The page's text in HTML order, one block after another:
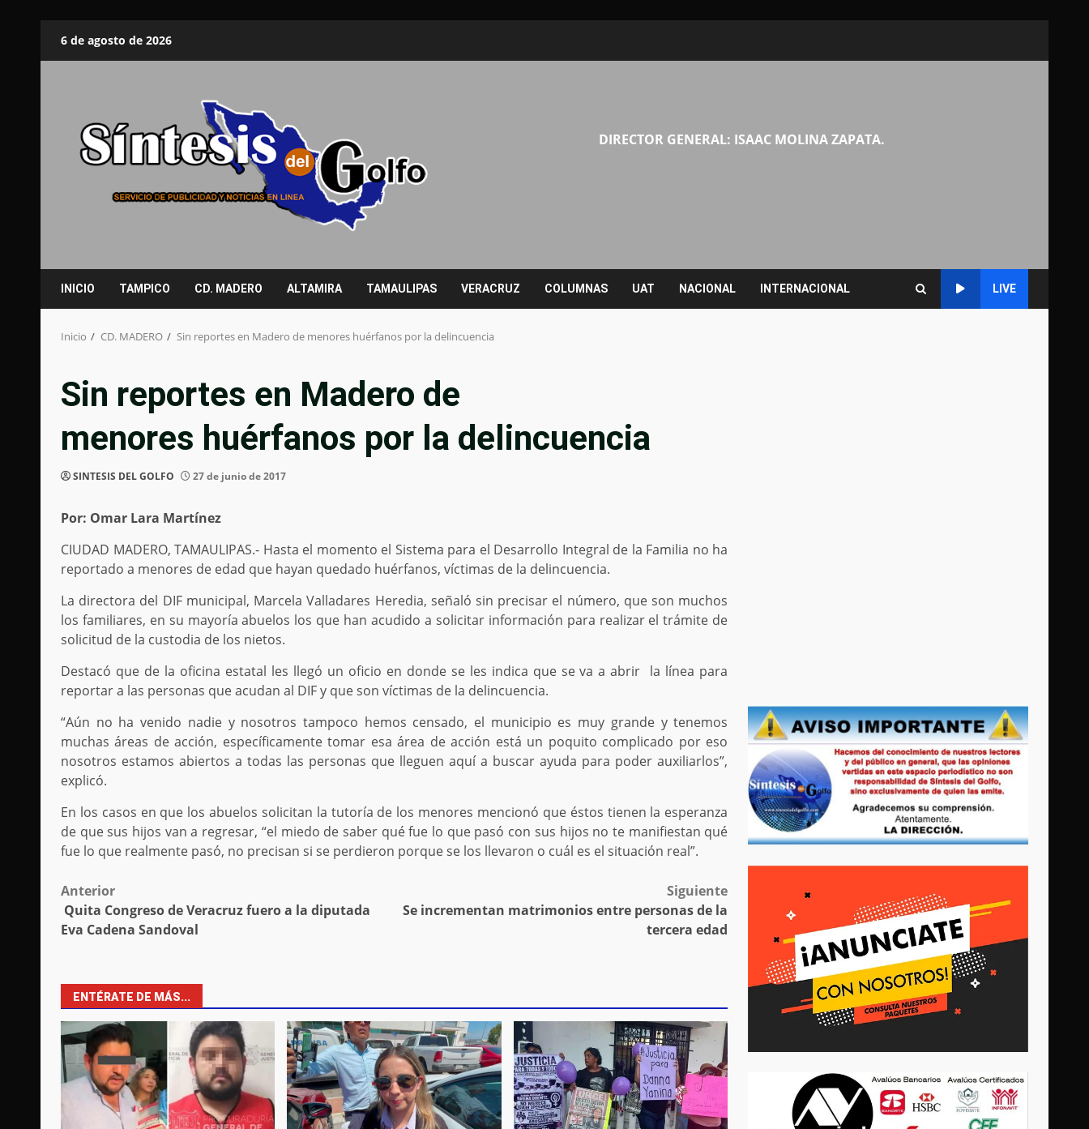
6 de agosto de 2026
DIRECTOR GENERAL: ISAAC MOLINA ZAPATA.
INICIO TAMPICO CD. MADERO ALTAMIRA TAMAULIPAS VERACRUZ COLUMNAS UAT NACIONAL INTERNACIONAL LIVE
Inicio CD. MADERO Sin reportes en Madero de menores huérfanos por la delincuencia
Sin reportes en Madero de
menores huérfanos por la delincuencia
SINTESIS DEL GOLFO 27 de junio de 2017
Por: Omar Lara Martínez
CIUDAD MADERO, TAMAULIPAS.- Hasta el momento el Sistema para el Desarrollo Integral de la Familia no ha
reportado a menores de edad que hayan quedado huérfanos, víctimas de la delincuencia.
La directora del DIF municipal, Marcela Valladares Heredia, señaló sin precisar el número, que son muchos
los familiares, en su mayoría abuelos los que han acudido a solicitar información para realizar el trámite de
solicitud de la custodia de los nietos.
Destacó que de la oficina estatal les llegó un oficio en donde se les indica que se va a abrir la línea para
reportar a las personas que acudan al DIF y que son víctimas de la delincuencia.
“Aún no ha venido nadie y nosotros tampoco hemos censado, el municipio es muy grande y tenemos
muchas áreas de acción, específicamente tomar esa área de acción está un poquito complicado por eso
nosotros estamos abiertos a todas las personas que lleguen aquí a buscar ayuda para poder auxiliarlos”,
explicó.
En los casos en que los abuelos solicitan la tutoría de los menores mencionó que éstos tienen la esperanza
de que sus hijos van a regresar, “el miedo de saber qué fue lo que pasó con sus hijos no te manifiestan qué
fue lo que realmente pasó, no precisan si se perdieron porque se los llevaron o cuál es el situación real”.
Post
navigation
Anterior
Quita Congreso de Veracruz fuero a la diputada
Eva Cadena Sandoval
Siguiente
Se incrementan matrimonios entre personas de la
tercera edad
ENTÉRATE DE MÁS...